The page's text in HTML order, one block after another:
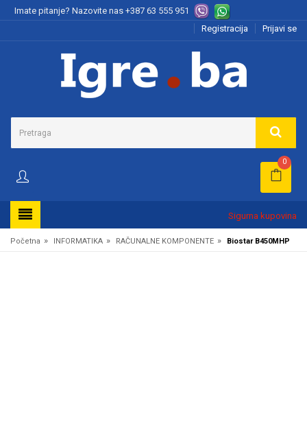
Imate pitanje? Nazovite nas +387 63 555 951
Registracija
Prijavi se
0
Sigurna kupovina
Početna » INFORMATIKA » RAČUNALNE KOMPONENTE » Biostar B450MHP